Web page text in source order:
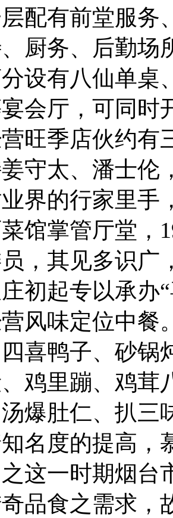
配有前堂服务
厨务、后勤场
设有八仙单桌
会厅，可同时
旺季店伙约有
守太、潘士伦
界的行家里手
馆掌管厅堂，
，其见多识广
初起专以承办
风味定位中餐
喜鸭子、砂锅
鸡里蹦、鸡茸
爆肚仁、扒三
名度的提高，
这一时期烟台
品食之需求，